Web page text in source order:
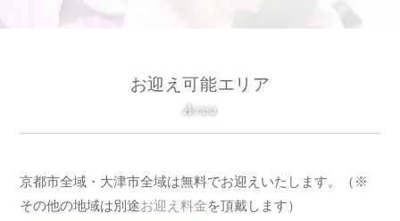
お迎え可能エリア
Area
京都市全域・大津市全域は無料でお迎えいたします。（※
その他の地域は別途お迎え料金を頂戴します）